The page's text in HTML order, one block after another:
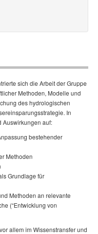
sich die Arbeit der Gruppe
Methoden, Modelle und
des hydrologischen
In
Auswirkungen auf:
bestehender
Methoden
Grundlage für
Methoden an relevante
(“Entwicklung von
allem im Wissenstransfer und